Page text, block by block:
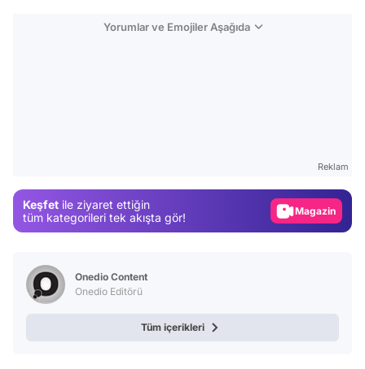
Yorumlar ve Emojiler Aşağıda
Reklam
Keşfet ile ziyaret ettiğin
tüm kategorileri tek akışta gör!
Video
Onedio Content
Onedio Editörü
Tüm içerikleri